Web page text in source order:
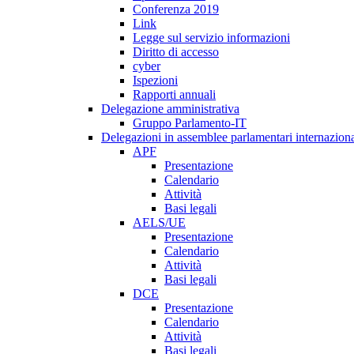
Conferenza 2019
Link
Legge sul servizio informazioni
Diritto di accesso
cyber
Ispezioni
Rapporti annuali
Delegazione amministrativa
Gruppo Parlamento-IT
Delegazioni in assemblee parlamentari
APF
Presentazione
Calendario
Attività
Basi legali
AELS/UE
Presentazione
Calendario
Attività
Basi legali
DCE
Presentazione
Calendario
Attività
Basi legali